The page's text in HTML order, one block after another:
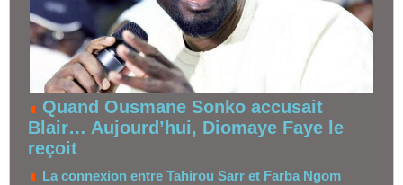
Quand Ousmane Sonko accusait
Blair… Aujourd’hui, Diomaye Faye le
reçoit
La connexion entre Tahirou Sarr et Farba Ngom